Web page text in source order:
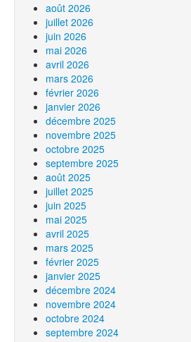
août 2026
juillet 2026
juin 2026
mai 2026
avril 2026
mars 2026
février 2026
janvier 2026
décembre 2025
novembre 2025
octobre 2025
septembre 2025
août 2025
juillet 2025
juin 2025
mai 2025
avril 2025
mars 2025
février 2025
janvier 2025
décembre 2024
novembre 2024
octobre 2024
septembre 2024